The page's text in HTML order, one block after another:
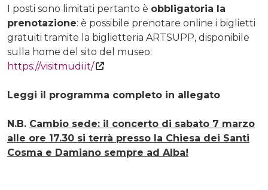
I posti sono limitati pertanto è obbligatoria la
prenotazione: è possibile prenotare online i biglietti
gratuiti tramite la biglietteria ARTSUPP, disponibile
sulla home del sito del museo:
https://visitmudi.it/
Leggi il programma completo in allegato
N.B. Cambio sede: il concerto di sabato 7 marzo
alle ore 17.30 si terrà presso la Chiesa dei Santi
Cosma e Damiano sempre ad Alba!